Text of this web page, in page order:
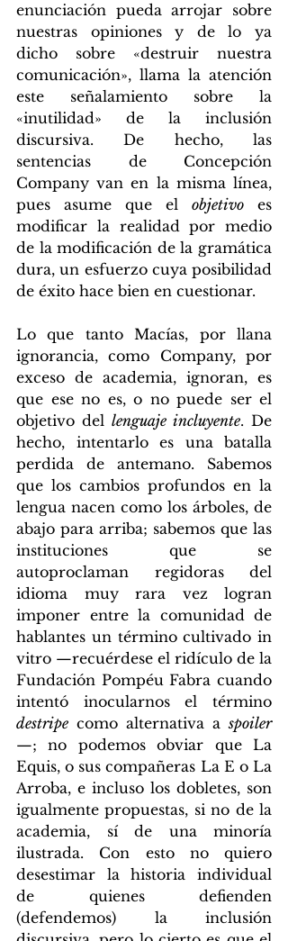
enunciación pueda arrojar sobre
nuestras opiniones y de lo ya
dicho sobre «destruir nuestra
comunicación», llama la atención
este señalamiento sobre la
«inutilidad» de la inclusión
discursiva. De hecho, las
sentencias de Concepción
Company van en la misma línea,
pues asume que el objetivo es
modificar la realidad por medio
de la modificación de la gramática
dura, un esfuerzo cuya posibilidad
de éxito hace bien en cuestionar.
Lo que tanto Macías, por llana
ignorancia, como Company, por
exceso de academia, ignoran, es
que ese no es, o no puede ser el
objetivo del lenguaje incluyente. De
hecho, intentarlo es una batalla
perdida de antemano. Sabemos
que los cambios profundos en la
lengua nacen como los árboles, de
abajo para arriba; sabemos que las
instituciones que se
autoproclaman regidoras del
idioma muy rara vez logran
imponer entre la comunidad de
hablantes un término cultivado in
vitro —recuérdese el ridículo de la
Fundación Pompéu Fabra cuando
destripe como alternativa a spoiler
—; no podemos obviar que La
Equis, o sus compañeras La E o La
Arroba, e incluso los dobletes, son
igualmente propuestas, si no de la
academia, sí de una minoría
ilustrada. Con esto no quiero
desestimar la historia individual
de quienes defienden
(defendemos) la inclusión